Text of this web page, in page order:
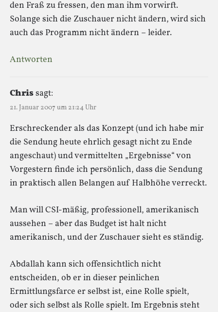
den Fraß zu fressen, den man ihm vorwirft.
Solange sich die Zuschauer nicht ändern, wird sich
auch das Programm nicht ändern – leider.
Antworten
Chrissagt:
21. Januar 2007 um 21:24 Uhr
Erschreckender als das Konzept (und ich habe mir
die Sendung heute ehrlich gesagt nicht zu Ende
angeschaut) und vermittelten „Ergebnisse“ von
Vorgestern finde ich persönlich, dass die Sendung
in praktisch allen Belangen auf Halbhöhe verreckt.
Man will CSI-mäßig, professionell, amerikanisch
aussehen – aber das Budget ist halt nicht
amerikanisch, und der Zuschauer sieht es ständig.
Abdallah kann sich offensichtlich nicht
entscheiden, ob er in dieser peinlichen
Ermittlungsfarce er selbst ist, eine Rolle spielt,
oder sich selbst als Rolle spielt. Im Ergebnis steht